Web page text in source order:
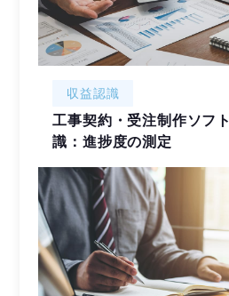
収益認識
工事契約・受注制作ソフ
識：進捗度の測定